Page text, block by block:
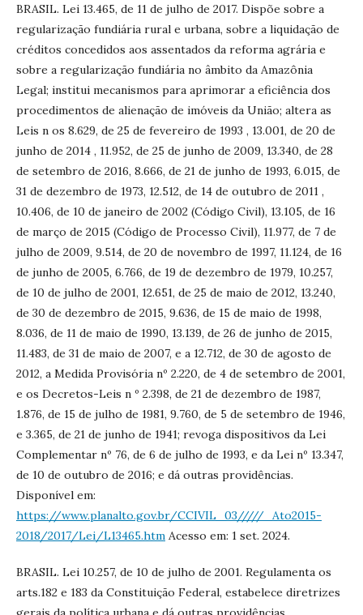
BRASIL. Lei 13.465, de 11 de julho de 2017. Dispõe sobre a
regularização fundiária rural e urbana, sobre a liquidação de
créditos concedidos aos assentados da reforma agrária e
sobre a regularização fundiária no âmbito da Amazônia
Legal; institui mecanismos para aprimorar a eficiência dos
procedimentos de alienação de imóveis da União; altera as
Leis n os 8.629, de 25 de fevereiro de 1993 , 13.001, de 20 de
junho de 2014 , 11.952, de 25 de junho de 2009, 13.340, de 28
de setembro de 2016, 8.666, de 21 de junho de 1993, 6.015, de
31 de dezembro de 1973, 12.512, de 14 de outubro de 2011 ,
10.406, de 10 de janeiro de 2002 (Código Civil), 13.105, de 16
de março de 2015 (Código de Processo Civil), 11.977, de 7 de
julho de 2009, 9.514, de 20 de novembro de 1997, 11.124, de 16
de junho de 2005, 6.766, de 19 de dezembro de 1979, 10.257,
de 10 de julho de 2001, 12.651, de 25 de maio de 2012, 13.240,
de 30 de dezembro de 2015, 9.636, de 15 de maio de 1998,
8.036, de 11 de maio de 1990, 13.139, de 26 de junho de 2015,
11.483, de 31 de maio de 2007, e a 12.712, de 30 de agosto de
2012, a Medida Provisória nº 2.220, de 4 de setembro de 2001,
e os Decretos-Leis n º 2.398, de 21 de dezembro de 1987,
1.876, de 15 de julho de 1981, 9.760, de 5 de setembro de 1946,
e 3.365, de 21 de junho de 1941; revoga dispositivos da Lei
Complementar nº 76, de 6 de julho de 1993, e da Lei nº 13.347,
de 10 de outubro de 2016; e dá outras providências.
Disponível em:
https://www.planalto.gov.br/CCIVIL_03/////_Ato2015-
2018/2017/Lei/L13465.htm Acesso em: 1 set. 2024.
BRASIL. Lei 10.257, de 10 de julho de 2001. Regulamenta os
arts.182 e 183 da Constituição Federal, estabelece diretrizes